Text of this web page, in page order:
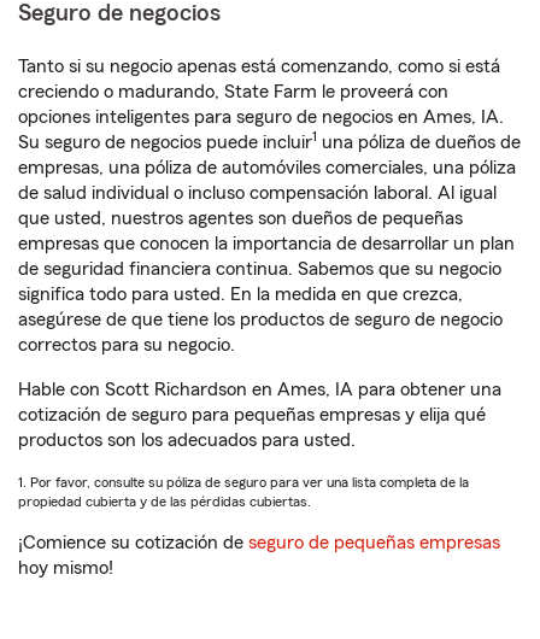
Seguro de negocios
Tanto si su negocio apenas está comenzando, como si está
creciendo o madurando, State Farm le proveerá con
opciones inteligentes para seguro de negocios en Ames, IA.
Su seguro de negocios puede incluir1 una póliza de dueños de
empresas, una póliza de automóviles comerciales, una póliza
de salud individual o incluso compensación laboral. Al igual
que usted, nuestros agentes son dueños de pequeñas
empresas que conocen la importancia de desarrollar un plan
de seguridad financiera continua. Sabemos que su negocio
significa todo para usted. En la medida en que crezca,
asegúrese de que tiene los productos de seguro de negocio
correctos para su negocio.
Hable con Scott Richardson en Ames, IA para obtener una
cotización de seguro para pequeñas empresas y elija qué
productos son los adecuados para usted.
1. Por favor, consulte su póliza de seguro para ver una lista completa de la
propiedad cubierta y de las pérdidas cubiertas.
¡Comience su cotización de seguro de pequeñas empresas
hoy mismo!